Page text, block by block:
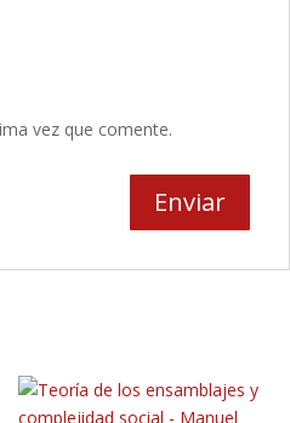
vez que comente.